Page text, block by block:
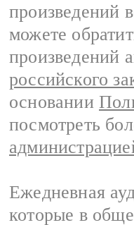
произведений
можете
произведений
российского
основании
посмотреть
Ежедневная
которые в